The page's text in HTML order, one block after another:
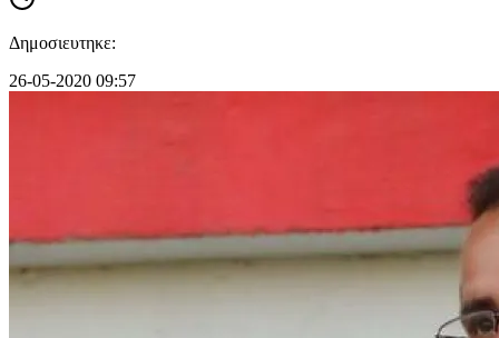
Δημοσιευτηκε:
26-05-2020 09:57